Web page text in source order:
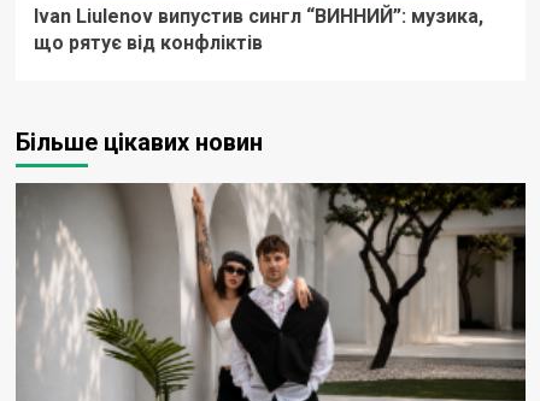
Ivan Liulenov випустив сингл “ВИННИЙ”: музика,
що рятує від конфліктів
Більше цікавих новин